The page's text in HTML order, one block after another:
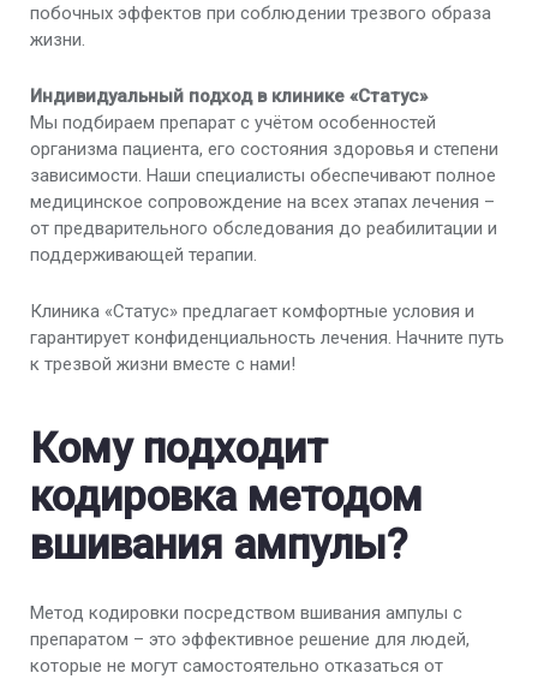
побочных эффектов при соблюдении трезвого образа
жизни.
Индивидуальный подход в клинике «Статус»
Мы подбираем препарат с учётом особенностей
организма пациента, его состояния здоровья и степени
зависимости. Наши специалисты обеспечивают полное
медицинское сопровождение на всех этапах лечения –
от предварительного обследования до реабилитации и
поддерживающей терапии.
Клиника «Статус» предлагает комфортные условия и
гарантирует конфиденциальность лечения. Начните путь
к трезвой жизни вместе с нами!
Кому подходит
кодировка методом
вшивания ампулы?
Метод кодировки посредством вшивания ампулы с
препаратом – это эффективное решение для людей,
которые не могут самостоятельно отказаться от